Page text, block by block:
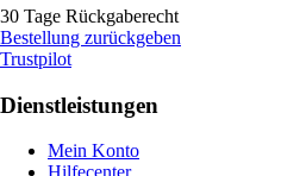
30 Tage Rückgaberecht
Bestellung zurückgeben
Trustpilot
Dienstleistungen
Mein Konto